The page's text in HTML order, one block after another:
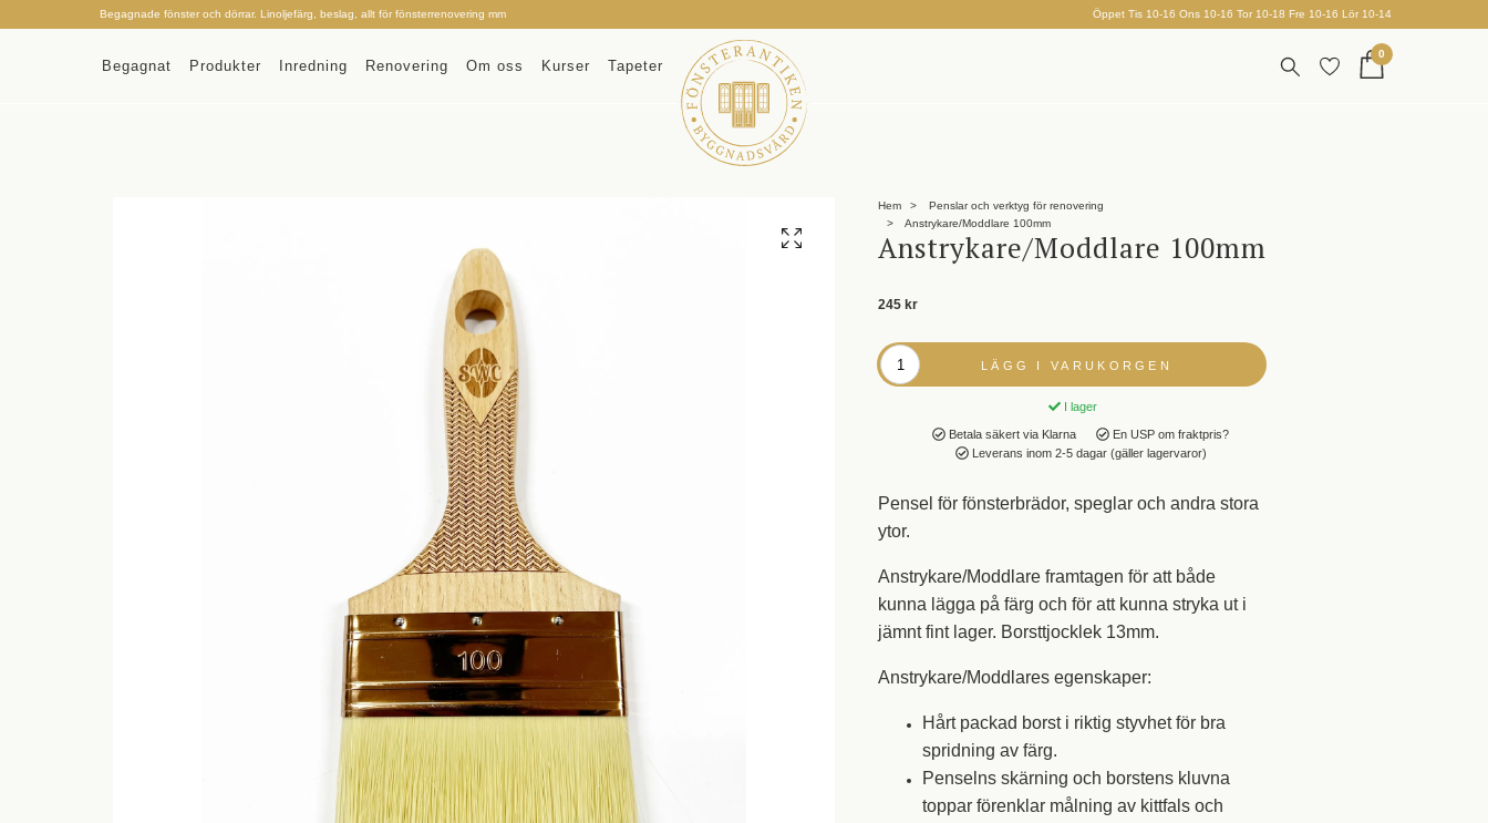
Begagnade fönster och dörrar. Linoljefärg, beslag, allt för fönsterrenovering mm Öppet Tis 10-16 Ons 10-16 Tor 10-18 Fre 10-16 Lör 10-14
Begagnat Produkter Inredning Renovering Om oss Kurser Tapeter
0
Hem
Penslar och verktyg för renovering
Anstrykare/Moddlare 100mm
Anstrykare/Moddlare 100mm
245 kr
LÄGG I VARUKORGEN
I lager
Betala säkert via Klarna
En USP om fraktpris?
Leverans inom 2-5 dagar (gäller lagervaror)
Pensel för fönsterbrädor, speglar och andra stora
ytor.
Anstrykare/Moddlare framtagen för att både
kunna lägga på färg och för att kunna stryka ut i
jämnt fint lager. Borsttjocklek 13mm.
Anstrykare/Moddlares egenskaper:
Hårt packad borst i riktig styvhet för bra
spridning av färg.
Penselns skärning och borstens kluvna
toppar förenklar målning av kittfals och